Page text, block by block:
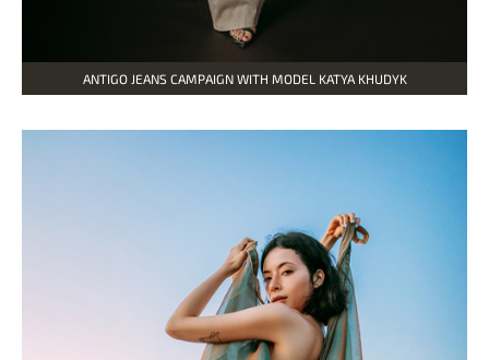
ANTIGO JEANS CAMPAIGN WITH MODEL KATYA KHUDYK